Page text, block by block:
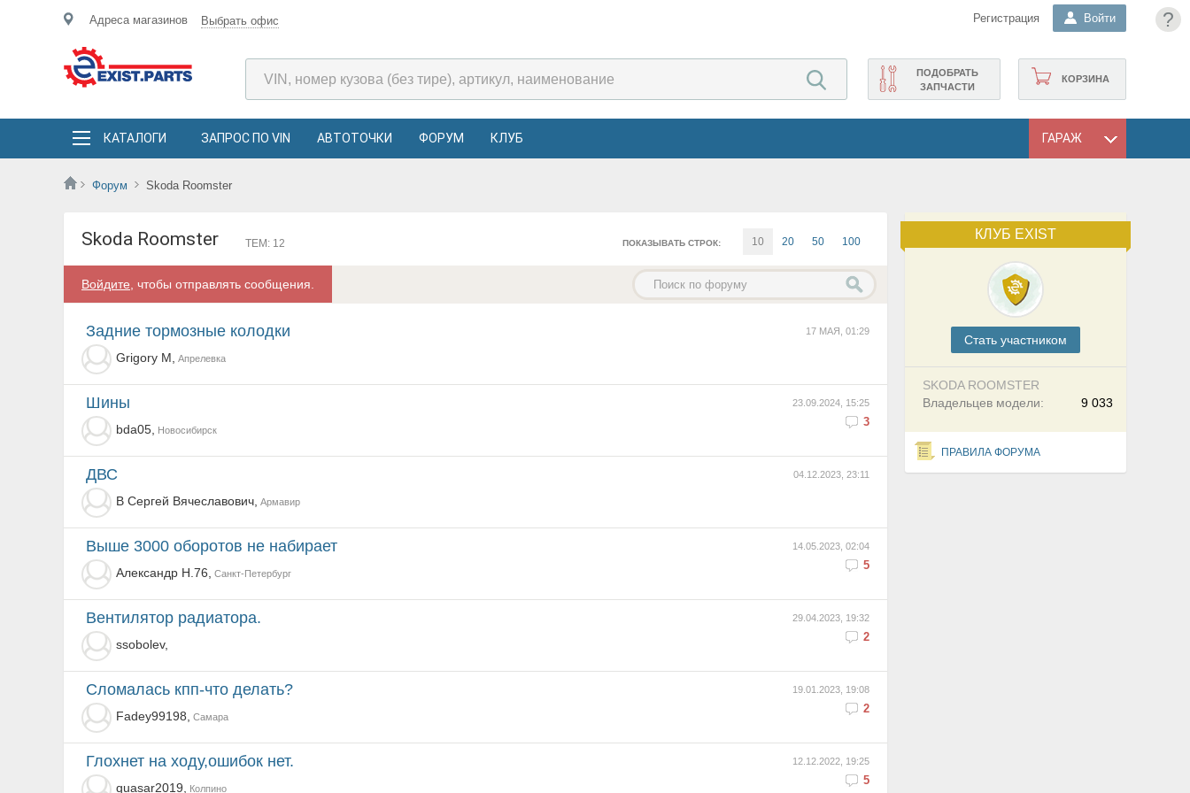
?
Адреса магазинов Выбрать офис Регистрация Войти
КОРЗИНА
ПОДОБРАТЬ
ЗАПЧАСТИ
КАТАЛОГИ ЗАПРОС ПО VIN АВТОТОЧКИ ФОРУМ КЛУБ ГАРАЖ
Форум Skoda Roomster
КЛУБ EXIST
Cтать участником
SKODA ROOMSTER
9 033
Владельцев модели:
ПРАВИЛА ФОРУМА
Skoda Roomster ПОКАЗЫВАТЬ СТРОК: 10 20 50 100
ТЕМ: 12
Войдите , чтобы отправлять сообщения.
17 МАЯ, 01:29
Задние тормозные колодки
Grigory M, Апрелевка
23.09.2024, 15:25
3
шины
bda05, Новосибирск
04.12.2023, 23:11
ДВС
В Сергей Вячеславович, Армавир
14.05.2023, 02:04
5
выше 3000 оборотов не набирает
Александр Н.76, Санкт-Петербург
29.04.2023, 19:32
2
Вентилятор радиатора.
ssobolev,
19.01.2023, 19:08
2
сломалась кпп-что делать?
Fadey99198, Самара
12.12.2022, 19:25
5
Глохнет на ходу,ошибок нет.
quasar2019, Колпино